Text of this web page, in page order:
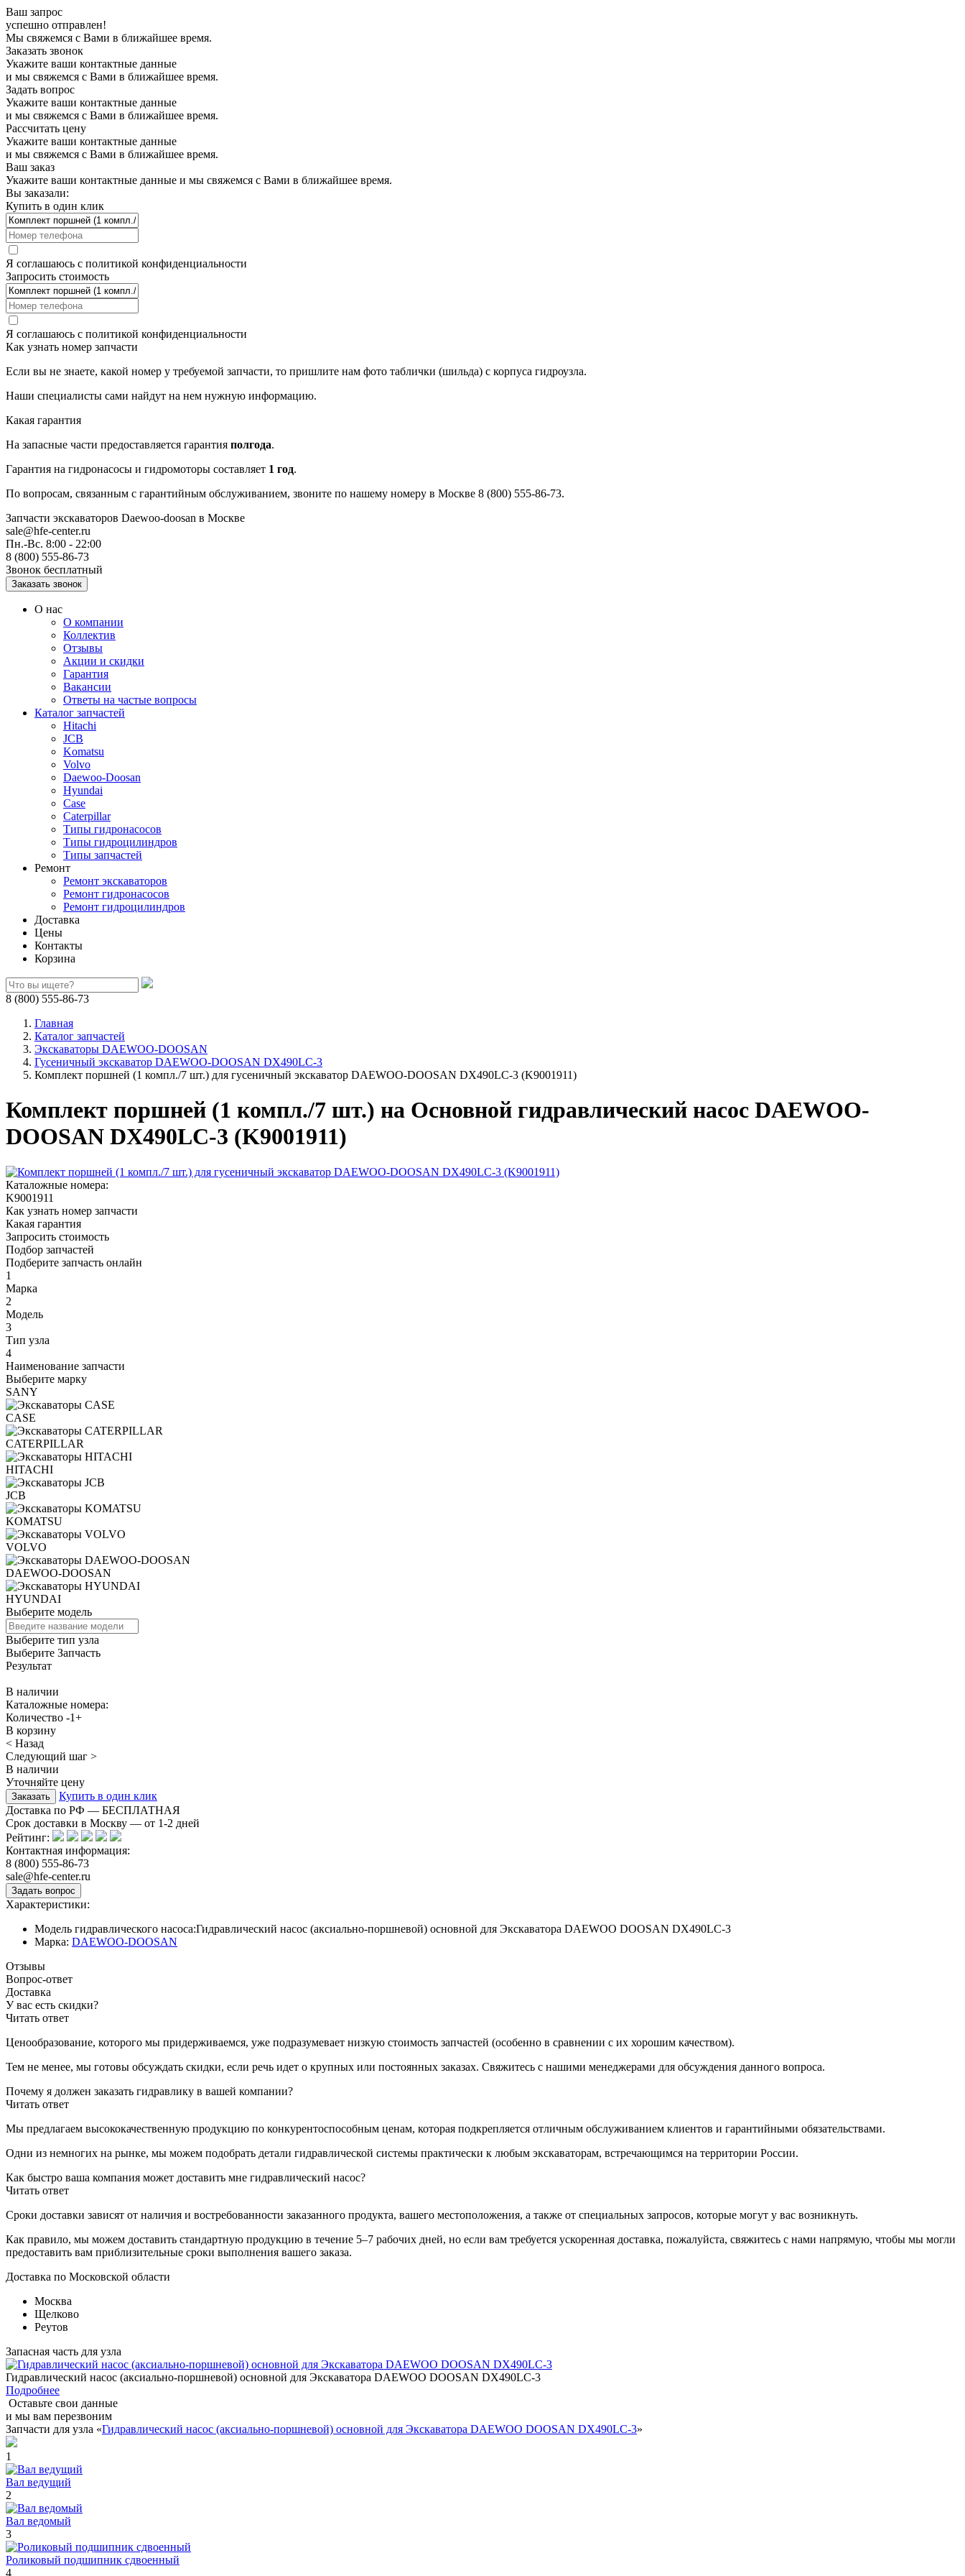
Ваш запрос
успешно отправлен!
Мы свяжемся с Вами в ближайшее время.
Заказать звонок
Укажите ваши контактные данные
и мы свяжемся с Вами в ближайшее время.
Задать вопрос
Укажите ваши контактные данные
и мы свяжемся с Вами в ближайшее время.
Рассчитать цену
Укажите ваши контактные данные
и мы свяжемся с Вами в ближайшее время.
Ваш заказ
Укажите ваши контактные данные и мы свяжемся с Вами в ближайшее время.
Вы заказали:
Купить в один клик
Я соглашаюсь с политикой конфиденциальности
Запросить стоимость
Я соглашаюсь с политикой конфиденциальности
Как узнать номер запчасти
Если вы не знаете, какой номер у требуемой запчасти, то пришлите нам фото таблички (шильда) с корпуса гидроузла.
Наши специалисты сами найдут на нем нужную информацию.
Какая гарантия
На запасные части предоставляется гарантия полгода.
Гарантия на гидронасосы и гидромоторы составляет 1 год.
По вопросам, связанным с гарантийным обслуживанием, звоните по нашему номеру в Москве 8 (800) 555-86-73.
Запчасти экскаваторов Daewoo-doosan в Москве
sale@hfe-center.ru
Пн.-Вс. 8:00 - 22:00
8 (800) 555-86-73
Звонок бесплатный
О нас
О компании
Коллектив
Отзывы
Акции и скидки
Гарантия
Вакансии
Ответы на частые вопросы
Каталог запчастей
Hitachi
JCB
Komatsu
Volvo
Daewoo-Doosan
Hyundai
Case
Caterpillar
Типы гидронасосов
Типы гидроцилиндров
Типы запчастей
Ремонт
Ремонт экскаваторов
Ремонт гидронасосов
Ремонт гидроцилиндров
Доставка
Цены
Контакты
Корзина
8 (800) 555-86-73
Главная
Каталог запчастей
Экскаваторы DAEWOO-DOOSAN
Гусеничный экскаватор DAEWOO-DOOSAN DX490LC-3
Комплект поршней (1 компл./7 шт.) для гусеничный экскаватор DAEWOO-DOOSAN DX490LC-3 (K9001911)
Комплект поршней (1 компл./7 шт.) на Основной гидравлический насос DAEWOO-
DOOSAN DX490LC-3 (K9001911)
Каталожные номера:
K9001911
Как узнать номер запчасти
Какая гарантия
Запросить стоимость
Подбор запчастей
Подберите запчасть онлайн
1
Марка
2
Модель
3
Тип узла
4
Наименование запчасти
Выберите марку
SANY
CASE
CATERPILLAR
HITACHI
JCB
KOMATSU
VOLVO
DAEWOO-DOOSAN
HYUNDAI
Выберите модель
Выберите тип узла
Выберите Запчасть
Результат
В наличии
Каталожные номера:
Количество -1+
В корзину
< Назад
Следующий шаг >
В наличии
Уточняйте цену
Купить в один клик
Доставка по РФ — БЕСПЛАТНАЯ
Срок доставки в Москву — от 1-2 дней
Рейтинг:
Контактная информация:
8 (800) 555-86-73
sale@hfe-center.ru
Характеристики:
Модель гидравлического насоса:Гидравлический насос (аксиально-поршневой) основной для Экскаватора DAEWOO DOOSAN DX490LC-3
Марка: DAEWOO-DOOSAN
Отзывы
Вопрос-ответ
Доставка
У вас есть скидки?
Читать ответ
Ценообразование, которого мы придерживаемся, уже подразумевает низкую стоимость запчастей (особенно в сравнении с их хорошим качеством).
Тем не менее, мы готовы обсуждать скидки, если речь идет о крупных или постоянных заказах. Свяжитесь с нашими менеджерами для обсуждения данного вопроса.
Почему я должен заказать гидравлику в вашей компании?
Читать ответ
Мы предлагаем высококачественную продукцию по конкурентоспособным ценам, которая подкрепляется отличным обслуживанием клиентов и гарантийными обязательствами.
Одни из немногих на рынке, мы можем подобрать детали гидравлической системы практически к любым экскаваторам, встречающимся на территории России.
Как быстро ваша компания может доставить мне гидравлический насос?
Читать ответ
Сроки доставки зависят от наличия и востребованности заказанного продукта, вашего местоположения, а также от специальных запросов, которые могут у вас возникнуть.
Как правило, мы можем доставить стандартную продукцию в течение 5–7 рабочих дней, но если вам требуется ускоренная доставка, пожалуйста, свяжитесь с нами напрямую, чтобы мы могли
предоставить вам приблизительные сроки выполнения вашего заказа.
Доставка по Московской области
Москва
Щелково
Реутов
Запасная часть для узла
Гидравлический насос (аксиально-поршневой) основной для Экскаватора DAEWOO DOOSAN DX490LC-3
Подробнее
Оставьте свои данные
и мы вам перезвоним
Запчасти для узла «Гидравлический насос (аксиально-поршневой) основной для Экскаватора DAEWOO DOOSAN DX490LC-3»
1
Вал ведущий
2
Вал ведомый
3
Роликовый подшипник сдвоенный
4